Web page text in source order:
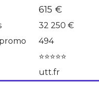
615 €
32 250 €
494
⭐⭐⭐⭐⭐
utt.fr